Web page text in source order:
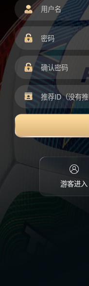
游客进入